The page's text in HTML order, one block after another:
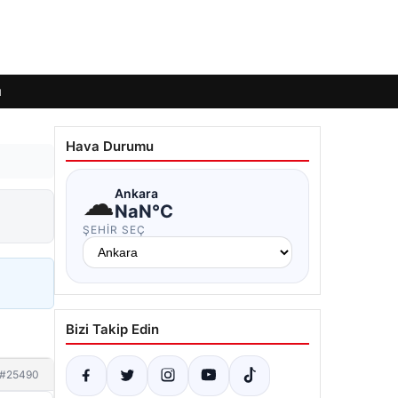
#25490
Hava Durumu
☁Ankara
NaN°C
ŞEHIR SEÇ
Bizi Takip Edin